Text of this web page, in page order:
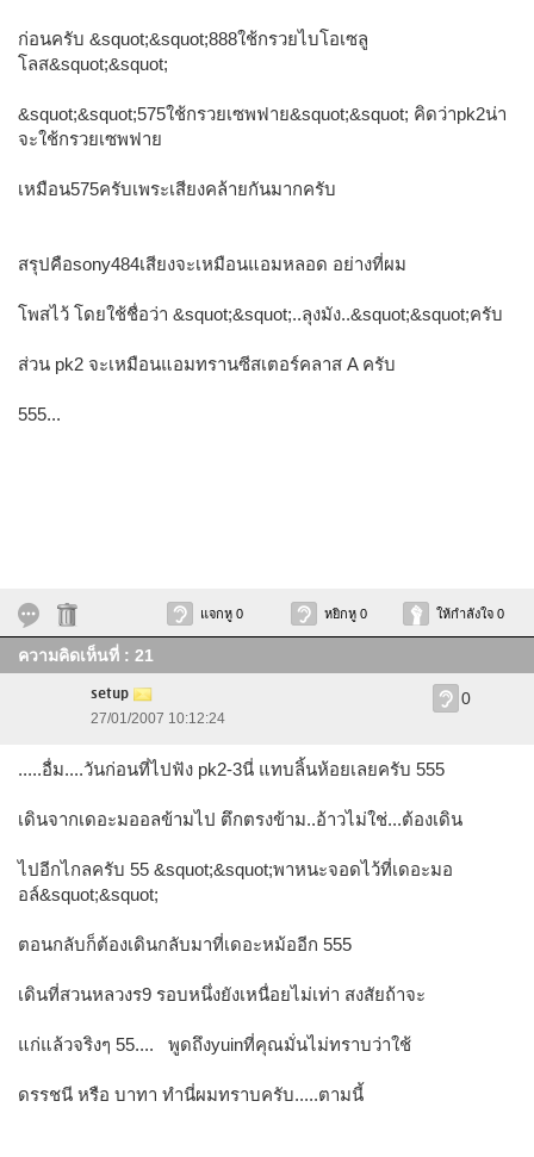
ก่อนครับ &squot;&squot;888ใช้กรวยไบโอเซลู
โลส&squot;&squot;
&squot;&squot;575ใช้กรวยเซพฟาย&squot;&squot; คิดว่าpk2น่า
จะใช้กรวยเซพฟาย
เหมือน575ครับเพระเสียงคล้ายกันมากครับ
สรุปคือsony484เสียงจะเหมือนแอมหลอด อย่างที่ผม
โพสไว้ โดยใช้ชื่อว่า &squot;&squot;..ลุงมัง..&squot;&squot;ครับ
ส่วน pk2 จะเหมือนแอมทรานซีสเตอร์คลาส A ครับ
555...
แจกหู 0 หยิกหู 0 ให้กำลังใจ 0
ความคิดเห็นที่ : 21
setup
27/01/2007 10:12:24
0
.....อื่ม....วันก่อนที่ไปฟัง pk2-3นี่ แทบลิ้นห้อยเลยครับ 555
เดินจากเดอะมออลข้ามไป ตึกตรงข้าม..อ้าวไม่ใช่...ต้องเดิน
ไปอีกไกลครับ 55 &squot;&squot;พาหนะจอดไว้ที่เดอะมอ
อล์&squot;&squot;
ตอนกลับก็ต้องเดินกลับมาที่เดอะหม้ออีก 555
เดินที่สวนหลวงร9 รอบหนึ่งยังเหนื่อยไม่เท่า สงสัยถ้าจะ
แก่แล้วจริงๆ 55.... พูดถึงyuinที่คุณมั่นไม่ทราบว่าใช้
ดรรชนี หรือ บาทา ทำนี่ผมทราบครับ.....ตามนี้